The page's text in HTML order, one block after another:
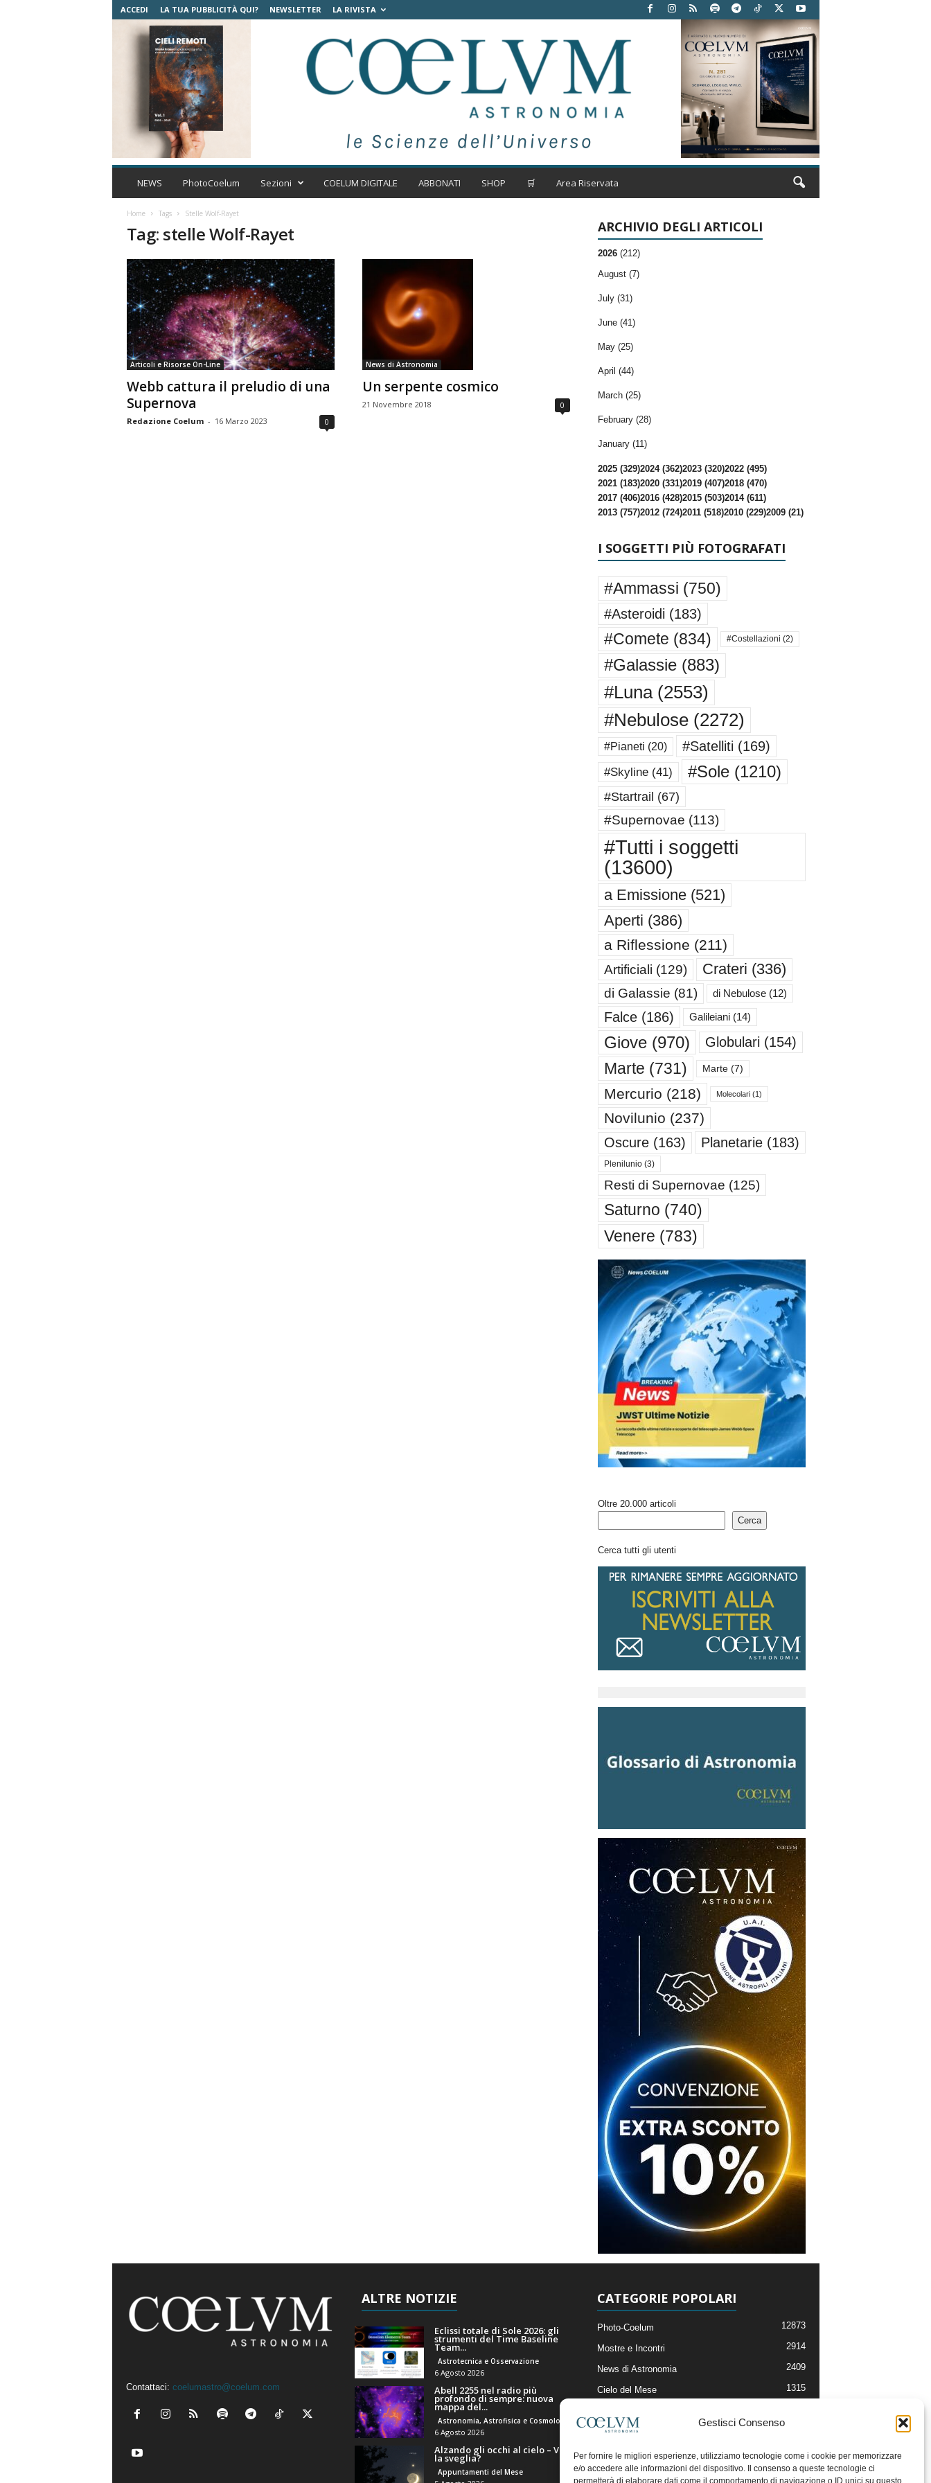
Gestisci Consenso
Per fornire le migliori esperienze, utilizziamo tecnologie come i cookie per memorizzare
e/o accedere alle informazioni del dispositivo. Il consenso a queste tecnologie ci
permetterà di elaborare dati come il comportamento di navigazione o ID unici su questo
ACCEDI LA TUA PUBBLICITÀ QUI? NEWSLETTER LA RIVISTA
C
m
s
t
r
o
n
o
m
i
a
NEWS PhotoCoelum Sezioni COELUM DIGITALE ABBONATI SHOP 🛒 Area Riservata
Home Tags Stelle Wolf-Rayet
Tag: stelle Wolf-Rayet
Articoli e Risorse On-Line
Webb cattura il preludio di una
Supernova
Redazione Coelum - 16 Marzo 2023 0
News di Astronomia
Un serpente cosmico
21 Novembre 2018 0
ARCHIVIO DEGLI ARTICOLI
2026 (212)
August (7)
July (31)
June (41)
May (25)
April (44)
March (25)
February (28)
January (11)
2025 (329)2024 (362)2023 (320)2022 (495)
2021 (183)2020 (331)2019 (407)2018 (470)
2017 (406)2016 (428)2015 (503)2014 (611)
2013 (757)2012 (724)2011 (518)2010 (229)2009 (21)
I SOGGETTI PIÙ FOTOGRAFATI
#Ammassi (750)
#Asteroidi (183)
#Comete (834) #Costellazioni (2)
#Galassie(883)
#Luna(2553)
#Nebulose(2272)
#Pianeti (20) #Satelliti (169)
#Skyline(41) #Sole(1210)
#Startrail (67)
#Supernovae (113)
#Tutti i soggetti
(13600)
a Emissione(521)
Aperti (386)
a Riflessione (211)
Artificiali (129) Crateri (336)
di Galassie (81) di Nebulose(12)
Falce(186) Galileiani(14)
Giove(970) Globulari (154)
Marte (731) Marte(7)
Mercurio (218) Molecolari(1)
Novilunio (237)
Oscure(163) Planetarie(183)
Plenilunio(3)
Resti di Supernovae (125)
Saturno (740)
Venere (783)
Oltre 20.000 articoli
Cerca
Cerca tutti gli utenti
Contattaci: coelumastro@coelum.com
ALTRE NOTIZIE
Eclissi totale di Sole 2026: gli
strumenti del Time Baseline
Team...
Astrotecnica e Osservazione
6 Agosto 2026
Abell 2255 nel radio più
profondo di sempre: nuova
mappa del...
Astronomia, Astrofisica e Cosmologia
6 Agosto 2026
Alzando gli occhi al cielo – Vale
la sveglia?
Appuntamenti del Mese
CATEGORIE POPOLARI
Photo-Coelum 12873
Mostre e Incontri 2914
News di Astronomia 2409
Cielo del Mese 1315
Articoli e Risorse On-Line
Il Blog della Redazione